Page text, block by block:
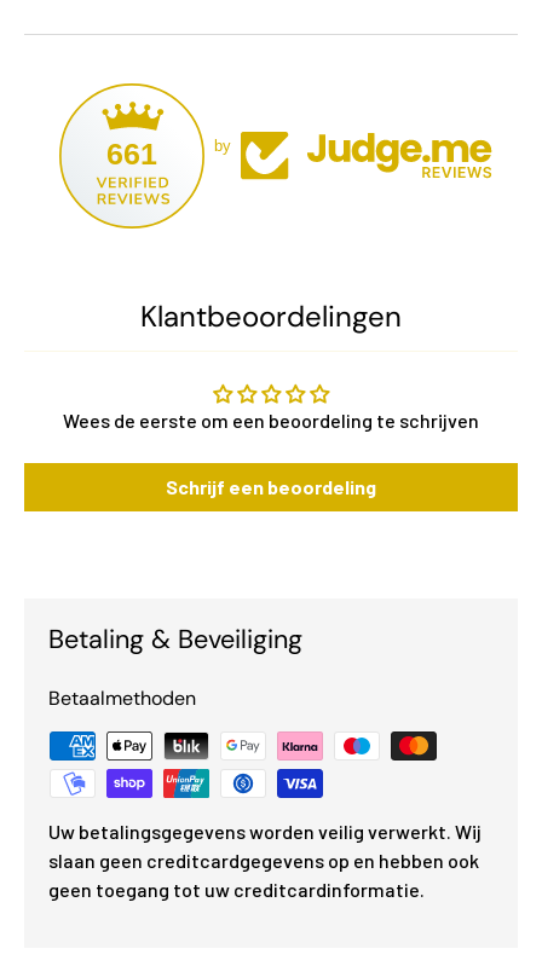
661 by
Klantbeoordelingen
Wees de eerste om een beoordeling te schrijven
Schrijf een beoordeling
Betaling & Beveiliging
Betaalmethoden
Uw betalingsgegevens worden veilig verwerkt. Wij
slaan geen creditcardgegevens op en hebben ook
geen toegang tot uw creditcardinformatie.